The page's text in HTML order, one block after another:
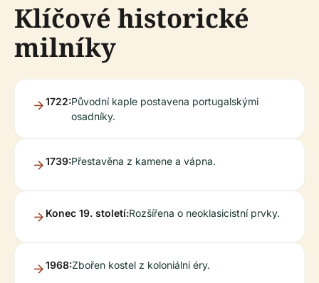
Klíčové historické
milníky
1722:Původní kaple postavena portugalskými
osadníky.
1739:Přestavěna z kamene a vápna.
Konec 19. století:Rozšířena o neoklasicistní prvky.
1968:Zbořen kostel z koloniální éry.